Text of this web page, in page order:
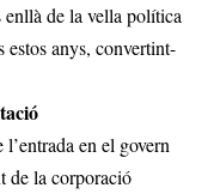
enllà de la vella política
anys, convertint-
en el govern
de la corporació